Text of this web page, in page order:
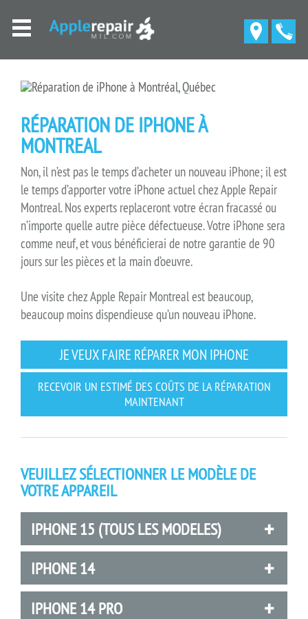
RÉPARATION DE IPHONE À
MONTREAL
Non, il n’est pas le temps d’acheter un nouveau iPhone; il est
le temps d’apporter votre iPhone actuel chez Apple Repair
Montreal. Nos experts replaceront votre écran fracassé ou
n’importe quelle autre pièce défectueuse. Votre iPhone sera
comme neuf, et vous bénéficierai de notre garantie de 90
jours sur les pièces et la main d’oeuvre.
Une visite chez Apple Repair Montreal est beaucoup,
beaucoup moins dispendieuse qu’un nouveau iPhone.
JE VEUX FAIRE RÉPARER MON IPHONE
RECEVOIR UN ESTIMÉ DES COÛTS DE LA RÉPARATION
MAINTENANT
VEUILLEZ SÉLECTIONNER LE MODÈLE DE
VOTRE APPAREIL
IPHONE 15 (TOUS LES MODELES)
IPHONE 14
IPHONE 14 PRO